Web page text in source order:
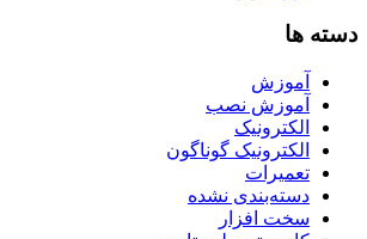
دسته ها
آموزش
آموزش نصب
الکترونیک
الکترونیک گوناگون
تعمیرات
دسته‌بندی نشده
سخت افزار